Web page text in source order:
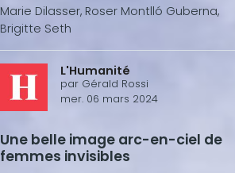
Marie Dilasser, Roser Montlló Guberna,
Brigitte Seth
L'Humanité
par Gérald Rossi
mer. 06 mars 2024
Une belle image arc-en-ciel de
femmes invisibles